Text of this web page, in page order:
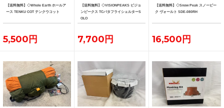
【送料無料】◇Whole Earth ホールア
ース TENKU COT テンクウコット
5,500円
【送料無料】◇VISIONPEAKS ビジョ
ンピークス TCバタフライシェルターS
OLO
7,700円
【送料無料】◇Snow Peak スノーピー
ク ヴォールト SDE-080RH
16,500円